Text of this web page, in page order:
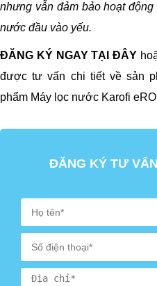
toàn tuyệt đối cho sức khỏe
Công nghệ lọc
Công nghệ lọc RO có khả
nguồn nước hoàn toàn tinh
nhưng vẫn đảm bảo hoạt
nước đầu vào yếu.
ĐĂNG KÝ NGAY TẠI ĐÂY
được tư vấn chi tiết về sản
phẩm Máy lọc nước Karofi
ĐĂNG KÝ TƯ